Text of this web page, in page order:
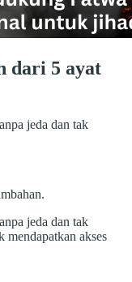
dari 5 ayat
jeda dan tak
jeda dan tak
mendapatkan akses